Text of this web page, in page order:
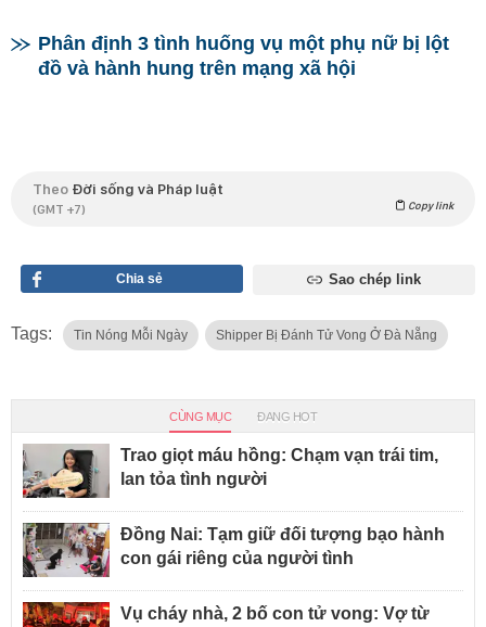
Phân định 3 tình huống vụ một phụ nữ bị lột
đồ và hành hung trên mạng xã hội
Theo Đời sống và Pháp luật
(GMT +7) Copy link
Chia sẻ Sao chép link
Tags: Tin Nóng Mỗi Ngày Shipper Bị Đánh Tử Vong Ở Đà Nẵng
CÙNG MỤC ĐANG HOT
Trao giọt máu hồng: Chạm vạn trái tim,
lan tỏa tình người
Đồng Nai: Tạm giữ đối tượng bạo hành
con gái riêng của người tình
Vụ cháy nhà, 2 bố con tử vong: Vợ từ